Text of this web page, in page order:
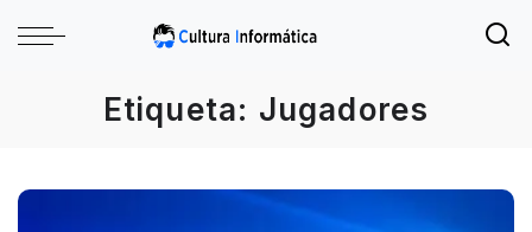
Etiqueta: Jugadores